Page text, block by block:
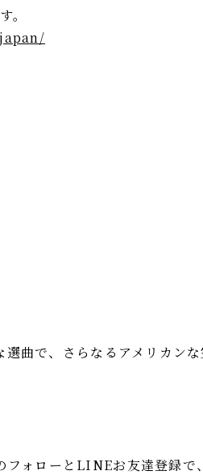
。
曲で、さらなるアメリカン
ォローとLINEお友達登録で、